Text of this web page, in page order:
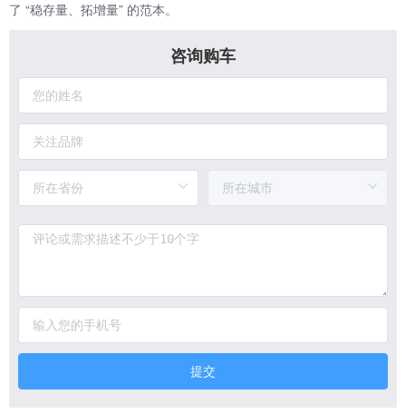
了 “稳存量、拓增量” 的范本。
咨询购车
提交